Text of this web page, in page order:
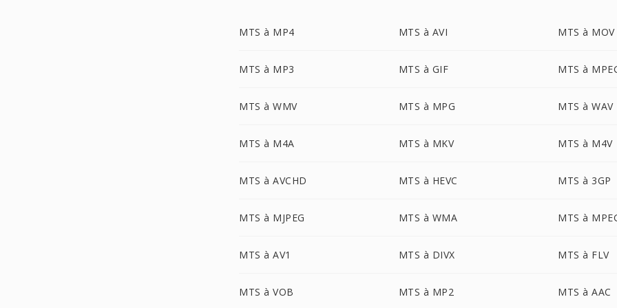
MTS à MP4 MTS à AVI MTS à MOV
MTS à MP3 MTS à GIF MTS à
MTS à WMV MTS à MPG MTS à WAV
MTS à M4A MTS à MKV MTS à M4V
MTS à AVCHD MTS à HEVC MTS à 3GP
MTS à MJPEG MTS à WMA MTS à
MTS à AV1 MTS à DIVX MTS à FLV
MTS à VOB MTS à MP2 MTS à AAC